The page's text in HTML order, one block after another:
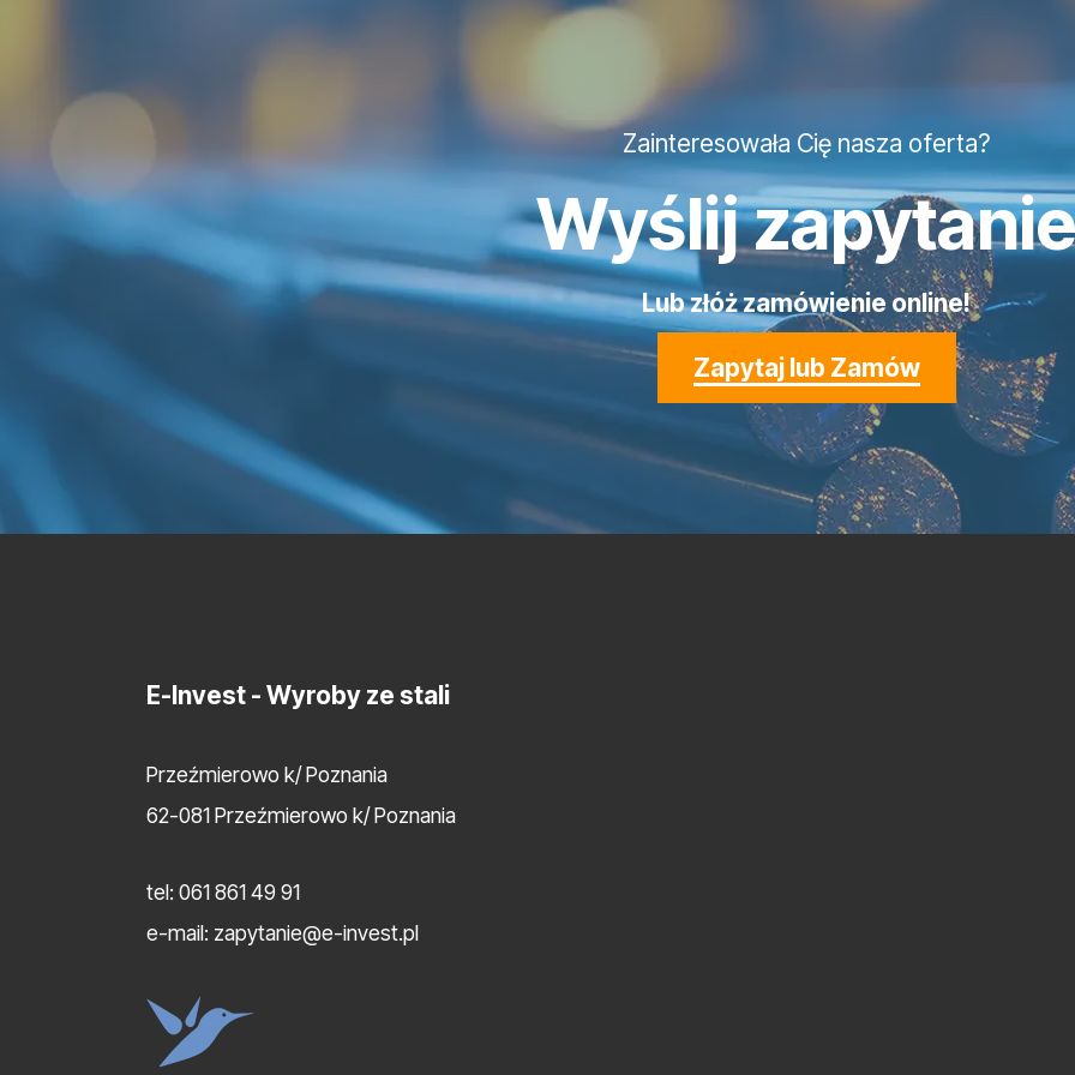
Zainteresowała Cię nasza oferta?
Wyślij zapytanie
Lub złóż zamówienie online!
Zapytaj lub Zamów
E-Invest - Wyroby ze stali
Przeźmierowo k/ Poznania
62-081 Przeźmierowo k/ Poznania
tel: 061 861 49 91
e-mail: zapytanie@e-invest.pl